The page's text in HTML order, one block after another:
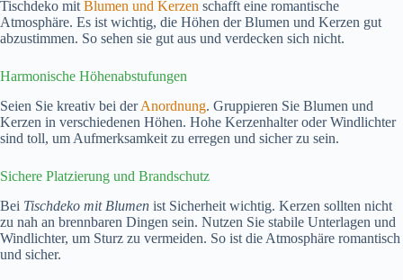
Tischdeko mit Blumen und Kerzen schafft eine romantische
Atmosphäre. Es ist wichtig, die Höhen der Blumen und Kerzen gut
abzustimmen. So sehen sie gut aus und verdecken sich nicht.
Harmonische Höhenabstufungen
Seien Sie kreativ bei derAnordnung. Gruppieren Sie Blumen und
Kerzen in verschiedenen Höhen. Hohe Kerzenhalter oder Windlichter
sind toll, um Aufmerksamkeit zu erregen und sicher zu sein.
Sichere Platzierung und Brandschutz
Bei Tischdeko mit Blumen ist Sicherheit wichtig. Kerzen sollten nicht
zu nah an brennbaren Dingen sein. Nutzen Sie stabile Unterlagen und
Windlichter, um Sturz zu vermeiden. So ist die Atmosphäre romantisch
und sicher.